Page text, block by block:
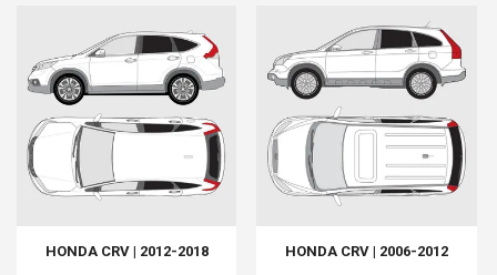
HONDA CRV | 2012-2018 HONDA CRV | 2006-2012